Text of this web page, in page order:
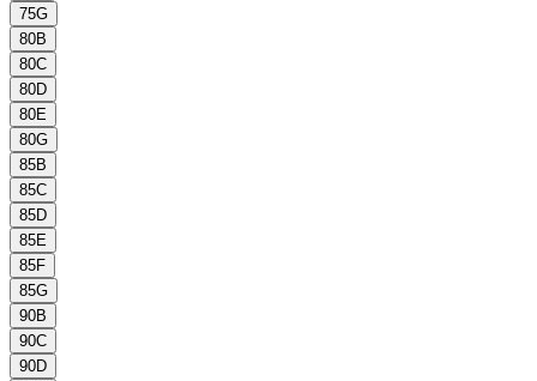
75G
80B
80C
80D
80E
80G
85B
85C
85D
85E
85F
85G
90B
90C
90D